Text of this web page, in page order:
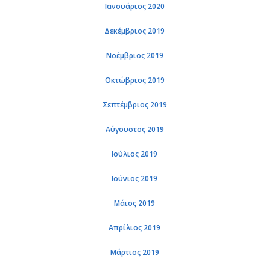
Ιανουάριος 2020
Δεκέμβριος 2019
Νοέμβριος 2019
Οκτώβριος 2019
Σεπτέμβριος 2019
Αύγουστος 2019
Ιούλιος 2019
Ιούνιος 2019
Μάιος 2019
Απρίλιος 2019
Μάρτιος 2019